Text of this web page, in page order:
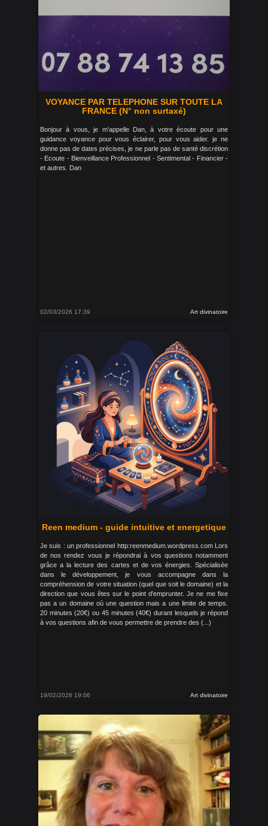
VOYANCE PAR TELEPHONE SUR TOUTE LA
FRANCE (N° non surtaxé)
Bonjour à vous, je m'appelle Dan, à votre écoute pour une
guidance voyance pour vous éclairer, pour vous aider. je ne
donne pas de dates précises, je ne parle pas de santé discrétion
- Ecoute - Bienveillance Professionnel - Sentimental - Financier -
et autres. Dan
02/03/2026 17:39 Art divinatoire
Reen medium - guide intuitive et energetique
Je suis : un professionnel http:reenmedium.wordpress.com Lors
de nos rendez vous je répondrai à vos questions notamment
grâce a la lecture des cartes et de vos énergies. Spécialisée
dans le développement, je vous accompagne dans la
compréhension de votre situation (quel que soit le domaine) et la
direction que vous êtes sur le point d'emprunter. Je ne me fixe
pas a un domaine où une question mais a une limite de temps.
20 minutes (20€) ou 45 minutes (40€) durant lesquels je répond
à vos questions afin de vous permettre de prendre des (...)
19/02/2026 19:06 Art divinatoire